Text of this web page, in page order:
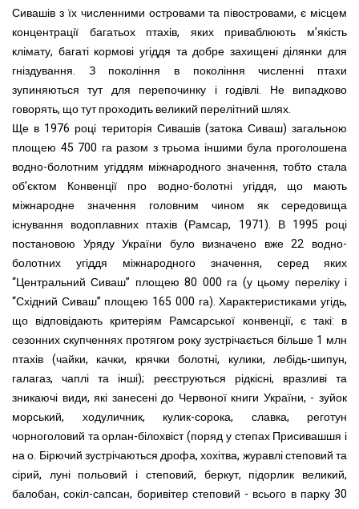
Сивашів з їх численними островами та півостровами, є місцем
концентрації багатьох птахів, яких приваблюють м’якість
клімату, багаті кормові угіддя та добре захищені ділянки для
гніздування. З покоління в покоління численні птахи
зупиняються тут для перепочинку і годівлі. Не випадково
говорять, що тут проходить великий перелітний шлях.
Ще в 1976 році територія Сивашів (затока Сиваш) загальною
площею 45 700 га разом з трьома іншими була проголошена
водно-болотним угіддям міжнародного значення, тобто стала
об’єктом Конвенції про водно-болотні угіддя, що мають
міжнародне значення головним чином як середовища
існування водоплавних птахів (Рамсар, 1971). В 1995 році
постановою Уряду України було визначено вже 22 водно-
болотних угіддя міжнародного значення, серед яких
“Центральний Сиваш” площею 80 000 га (у цьому переліку і
“Східний Сиваш” площею 165 000 га). Характеристиками угідь,
що відповідають критеріям Рамсарської конвенції, є такі: в
сезонних скупченнях протягом року зустрічається більше 1 млн
птахів (чайки, качки, крячки болотні, кулики, лебідь-шипун,
галагаз, чаплі та інші); реєструються рідкісні, вразливі та
зникаючі види, які занесені до Червоної книги України, - зуйок
морський, ходуличник, кулик-сорока, славка, реготун
чорноголовий та орлан-білохвіст (поряд у степах Присивашшя і
на о. Бірючий зустрічаються дрофа, хохітва, журавлі степовий та
сірий, луні польовий і степовий, беркут, підорлик великий,
балобан, сокіл-сапсан, боривітер степовий - всього в парку 30